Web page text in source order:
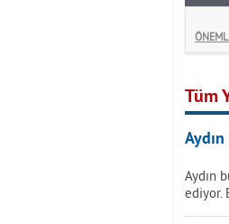
Tüm
Aydın
ediyor.